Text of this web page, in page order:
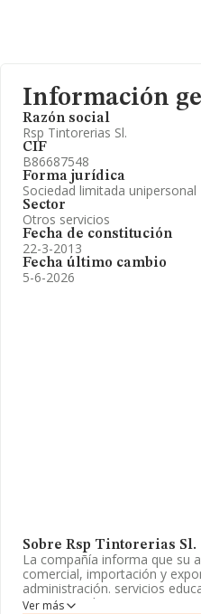
Información
Razón social
Rsp Tintorerias Sl.
CIF
B86687548
Forma jurídica
Sociedad limitada unipersonal
Sector
Otros servicios
Fecha de constitución
22-3-2013
Fecha último cambio
5-6-2026
Sobre Rsp Tintorerias Sl.
La compañía informa que su
comercial, importación y
administración. servicios
inscrita en el Registro
Ver más